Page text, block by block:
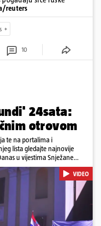
reuters
10
24sata:
otrovom
ja te na portalima i
lista gledajte najnovije
u vijestima Snježane
tona opasnog otpada, Troje
načelnik Svetog Ivana
Krajaču režu ovlasti: Slijedi
VIDEO